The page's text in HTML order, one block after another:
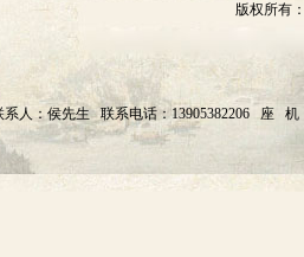
版权所有
系人：侯先生 联系电话：13905382206 座